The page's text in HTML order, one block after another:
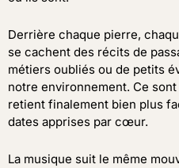
Derrière chaque pierre,
se cachent des récits de
métiers oubliés ou de petits
notre environnement. Ce
retient finalement bien plus
dates apprises par cœur.
La musique suit le même